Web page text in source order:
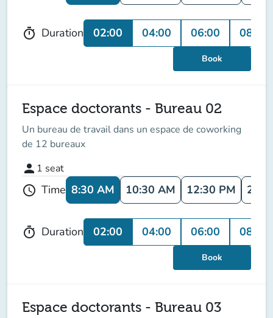
timer Duration 02:00 04:00 06:00 08:00
Book
Espace doctorants - Bureau 02
Un bureau de travail dans un espace de coworking
de 12 bureaux
person 1 seat
schedule Time 8:30 AM 10:30 AM 12:30 PM 2:30
timer Duration 02:00 04:00 06:00 08:00
Book
Espace doctorants - Bureau 03